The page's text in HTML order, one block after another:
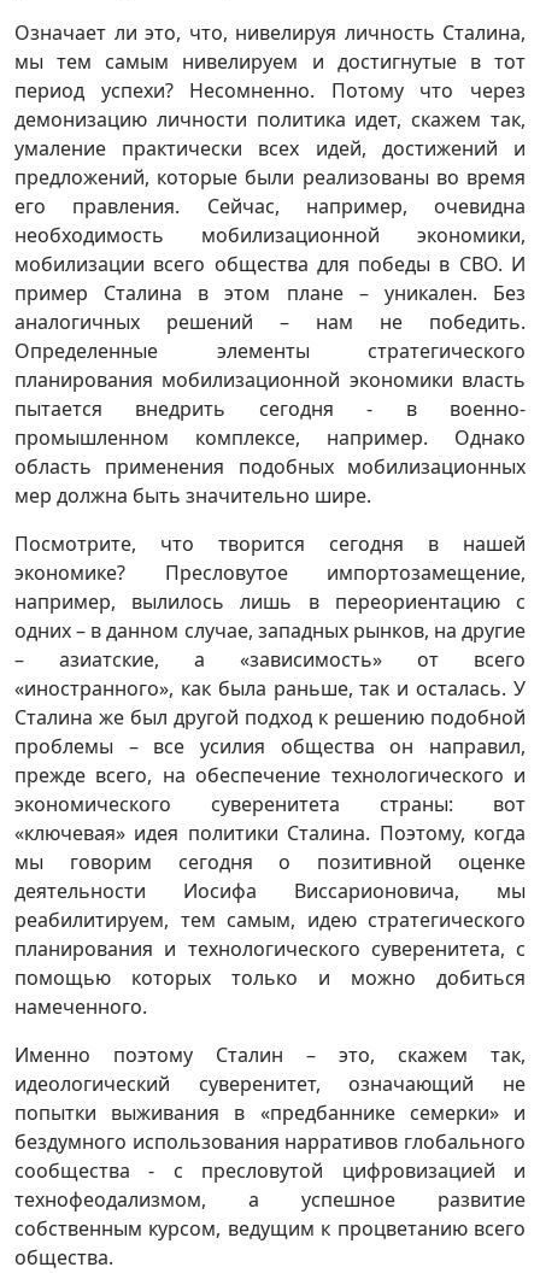
Означает ли это, что, нивелируя личность Сталина,
мы тем самым нивелируем и достигнутые в тот
период успехи? Несомненно. Потому что через
демонизацию личности политика идет, скажем так,
умаление практически всех идей, достижений и
предложений, которые были реализованы во время
его правления. Сейчас, например, очевидна
необходимость мобилизационной экономики,
мобилизации всего общества для победы в СВО. И
пример Сталина в этом плане – уникален. Без
аналогичных решений – нам не победить.
Определенные элементы стратегического
планирования мобилизационной экономики власть
пытается внедрить сегодня - в военно-
промышленном комплексе, например. Однако
область применения подобных мобилизационных
мер должна быть значительно шире.
Посмотрите, что творится сегодня в нашей
экономике? Пресловутое импортозамещение,
например, вылилось лишь в переориентацию с
одних – в данном случае, западных рынков, на другие
– азиатские, а «зависимость» от всего
«иностранного», как была раньше, так и осталась. У
Сталина же был другой подход к решению подобной
проблемы – все усилия общества он направил,
прежде всего, на обеспечение технологического и
экономического суверенитета страны: вот
«ключевая» идея политики Сталина. Поэтому, когда
мы говорим сегодня о позитивной оценке
деятельности Иосифа Виссарионовича, мы
реабилитируем, тем самым, идею стратегического
планирования и технологического суверенитета, с
помощью которых только и можно добиться
намеченного.
Именно поэтому Сталин – это, скажем так,
идеологический суверенитет, означающий не
попытки выживания в «предбаннике семерки» и
бездумного использования нарративов глобального
сообщества - с пресловутой цифровизацией и
технофеодализмом, а успешное развитие
собственным курсом, ведущим к процветанию всего
общества.